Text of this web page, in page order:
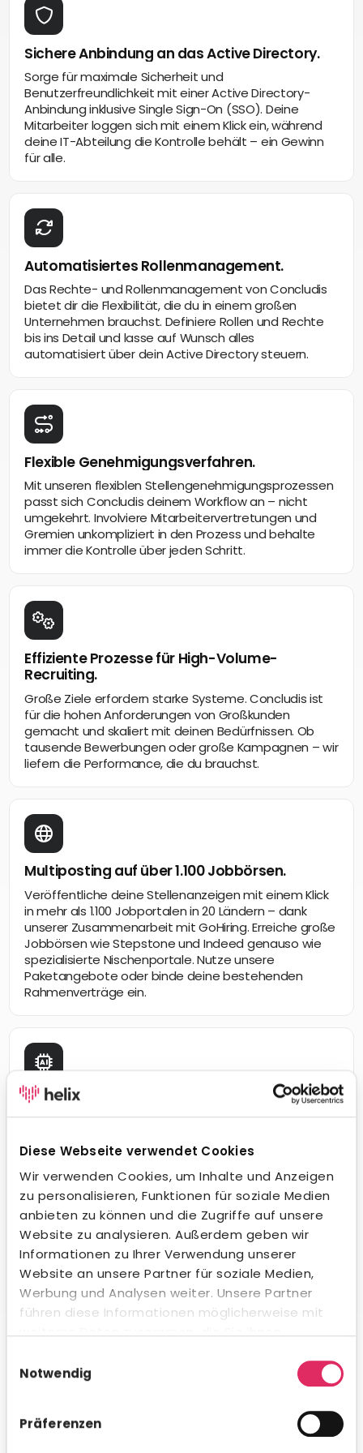
Diese Webseite verwendet Cookies
Wir verwenden Cookies, um Inhalte und Anzeigen
zu personalisieren, Funktionen für soziale Medien
anbieten zu können und die Zugriffe auf unsere
Website zu analysieren. Außerdem geben wir
Informationen zu Ihrer Verwendung unserer
Website an unsere Partner für soziale Medien,
Werbung und Analysen weiter. Unsere Partner
führen diese Informationen möglicherweise mit
weiteren Daten zusammen, die Sie ihnen
Nutzung der Dienste gesammelt haben.
Notwendig
Präferenzen
Sichere Anbindung an das Active Directory.
Sorge für maximale Sicherheit und
Benutzerfreundlichkeit mit einer Active Directory-
Anbindung inklusive Single Sign-On (SSO). Deine
Mitarbeiter loggen sich mit einem Klick ein, während
deine IT-Abteilung die Kontrolle behält – ein Gewinn
für alle.
Automatisiertes Rollenmanagement.
Das Rechte- und Rollenmanagement von Concludis
bietet dir die Flexibilität, die du in einem großen
Unternehmen brauchst. Definiere Rollen und Rechte
bis ins Detail und lasse auf Wunsch alles
automatisiert über dein Active Directory steuern.
Flexible Genehmigungsverfahren.
Mit unseren flexiblen Stellengenehmigungsprozessen
passt sich Concludis deinem Workflow an – nicht
umgekehrt. Involviere Mitarbeitervertretungen und
Gremien unkompliziert in den Prozess und behalte
immer die Kontrolle über jeden Schritt.
Effiziente Prozesse für High-Volume-
Recruiting.
Große Ziele erfordern starke Systeme. Concludis ist
für die hohen Anforderungen von Großkunden
gemacht und skaliert mit deinen Bedürfnissen. Ob
tausende Bewerbungen oder große Kampagnen – wir
liefern die Performance, die du brauchst.
Multiposting auf über 1.100 Jobbörsen.
Veröffentliche deine Stellenanzeigen mit einem Klick
in mehr als 1.100 Jobportalen in 20 Ländern – dank
unserer Zusammenarbeit mit GoHiring. Erreiche große
Jobbörsen wie Stepstone und Indeed genauso wie
spezialisierte Nischenportale. Nutze unsere
Paketangebote oder binde deine bestehenden
Rahmenverträge ein.
Wegweisende KI-Integration.
Posts und in der Kommunikation mit Bewerbern – in
jeder Sprache und jedem Ton. Natürlich
datenschutzkonform und innerhalb gesetzlicher
Vorgaben. Auch beim Kandidaten-Matching
profitierst du von intelligenter Unterstützung.
Auswertungen direkt in Concludis – oder integriere die
Daten via API in deine bestehenden BI-Tools für
genau dann verfügbar, wenn du es brauchst.